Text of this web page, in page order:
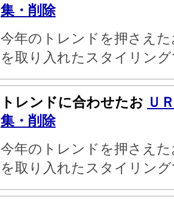
集・削除
今年のトレンドを押さえ
を取り入れたスタイリン
トレンドに合わせたお Ｕ
集・削除
今年のトレンドを押さえ
を取り入れたスタイリン